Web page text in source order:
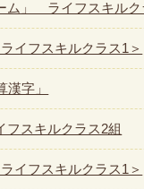
ム」 ライフスキルク
フスキルクラス1＞
字」
スキルクラス2組
フスキルクラス1＞